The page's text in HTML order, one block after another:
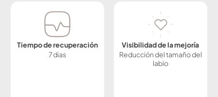
Tiempo de recuperación
7 dias
Visibilidad de la mejoría
Reducción del tamaño del
labio